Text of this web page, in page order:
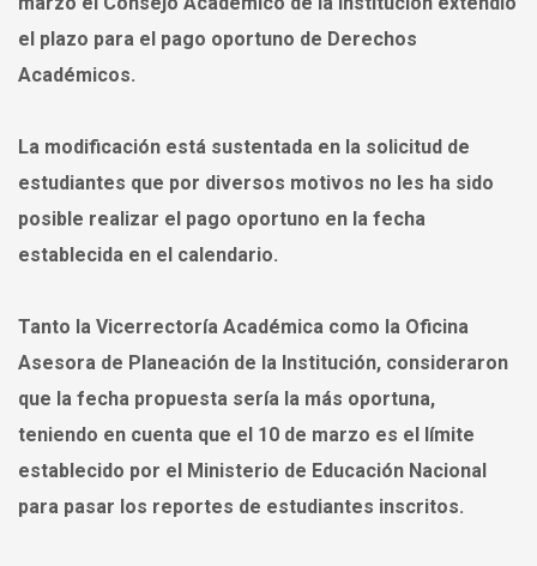
el plazo para el pago oportuno de Derechos
Académicos.
La modificación está sustentada en la solicitud de
estudiantes que por diversos motivos no les ha sido
posible realizar el pago oportuno en la fecha
establecida en el calendario.
Tanto la Vicerrectoría Académica como la Oficina
Asesora de Planeación de la Institución, consideraron
que la fecha propuesta sería la más oportuna,
teniendo en cuenta que el 10 de marzo es el límite
establecido por el Ministerio de Educación Nacional
para pasar los reportes de estudiantes inscritos.